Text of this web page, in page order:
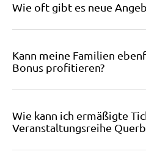
Wie oft gibt es neue
Kann meine Familien
Bonus profitieren?
Wie kann ich ermäßigte
Veranstaltungsreihe